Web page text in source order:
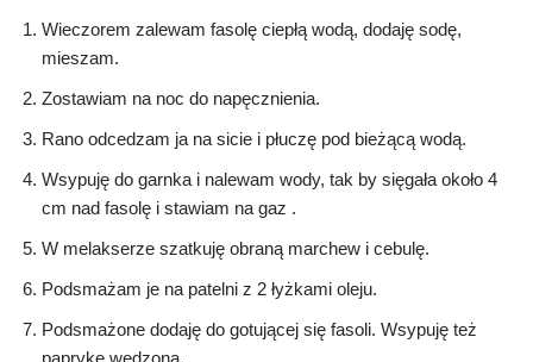
Wieczorem zalewam fasolę ciepłą wodą, dodaję sodę,
mieszam.
Zostawiam na noc do napęcznienia.
Rano odcedzam ja na sicie i płuczę pod bieżącą wodą.
Wsypuję do garnka i nalewam wody, tak by sięgała około 4
cm nad fasolę i stawiam na gaz .
W melakserze szatkuję obraną marchew i cebulę.
Podsmażam je na patelni z 2 łyżkami oleju.
Podsmażone dodaję do gotującej się fasoli. Wsypuję też
paprykę wędzoną.